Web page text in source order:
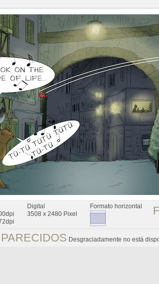
Digital
3508 x 2480 Pixel
Formato horizontal
Desgraciadamente no está